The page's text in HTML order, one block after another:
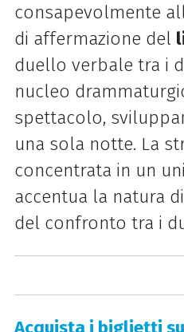
consapevolmente
di affermazione del
duello verbale tra i
nucleo
spettacolo,
una sola notte. La
concentrata in un
accentua la natura
del confronto tra i